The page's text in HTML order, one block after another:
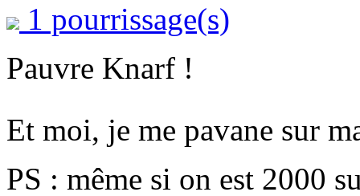
1 pourrissage(s)
Pauvre Knarf !
Et moi, je me pavane sur
PS : même si on est 2000